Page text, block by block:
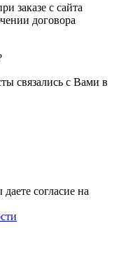
заказе с сайта
договора
связались с Вами в
согласие на